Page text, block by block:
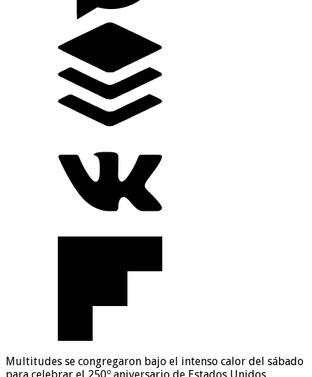
Multitudes se congregaron bajo el intenso calor del sábado
para celebrar el 250º aniversario de Estados Unidos